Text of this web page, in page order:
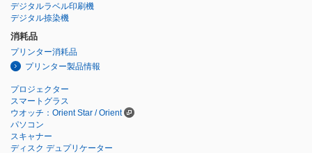
デジタルラベル印刷機
デジタル捺染機
消耗品
プリンター消耗品
プリンター製品情報
プロジェクター
スマートグラス
ウオッチ：Orient Star / Orient
パソコン
スキャナー
ディスク デュプリケーター